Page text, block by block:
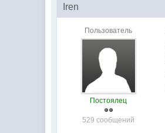
Iren
Пользователь
Постоялец
529 сообщений